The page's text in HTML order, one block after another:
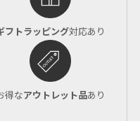
フトラッピング対応あり
得なアウトレット品あり